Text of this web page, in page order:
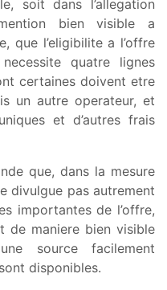
soit dans l’allegation
bien visible a
que l’eligibilite a l’offre
quatre lignes
certaines doivent etre
un autre operateur, et
et d’autres frais
que, dans la mesure
divulgue pas autrement
importantes de l’offre,
de maniere bien visible
source facilement
disponibles.